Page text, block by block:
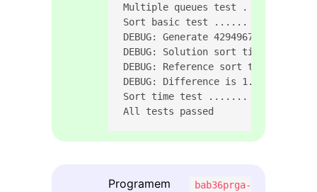
Multiple queues test . PASSED
Sort basic test ...... PASSED
DEBUG: Generate 42949672 random
DEBUG: Solution sort time  16.9
DEBUG: Reference sort time 16.6
DEBUG: Difference is 1.8 %
Sort time test ....... PASSED
All tests passed
Programem
bab36prga-